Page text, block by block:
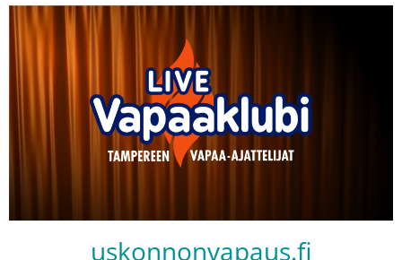
uskonnonvapaus.fi